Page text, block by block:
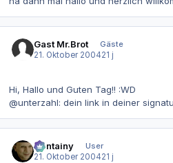
Gast Mr.Brot
Gäste
21. Oktober 200421 j
Hi, Hallo und Guten Tag!! :WD
@unterzahl: dein link in deiner
Containy
User
21. Oktober 200421 j